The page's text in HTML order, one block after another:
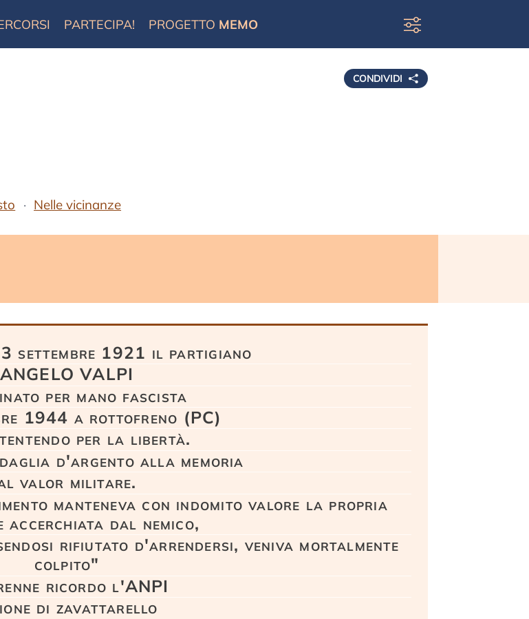
PARTECIPA! PROGETTO MEMO
CONDIVIDI
Nelle vicinanze
settembre 1921 il partigiano
ANGELO VALPI
per mano fascista
1944 a rottofreno (PC)
per la libertà.
d'argento alla memoria
valor militare.
manteneva con indomito valore la propria
accerchiata dal nemico,
rifiutato d'arrendersi, veniva mortalmente
colpito"
ricordo l'ANPI
di zavattarello